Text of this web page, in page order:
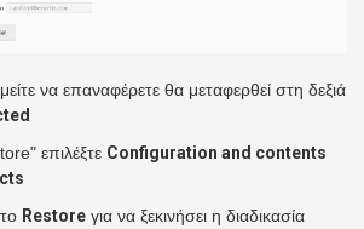
να επαναφέρετε θα μεταφερθεί στη δεξιά
επιλέξτε Configuration and contents
Restore για να ξεκινήσει η διαδικασία